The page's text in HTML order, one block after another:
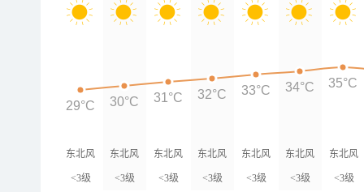
东北风
<3级
东北风
<3级
东北风
<3级
东北风
<3级
东北风
<3级
东北风
<3级
东北风
<3级
29°C 30°C 31°C 32°C 33°C 34°C 35°C